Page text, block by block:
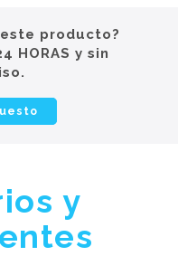
producto?
HORAS y sin
y